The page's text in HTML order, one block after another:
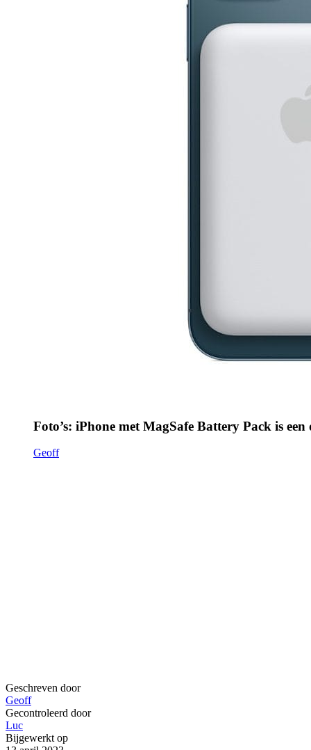
Foto’s: iPhone met MagSafe Battery Pack is
Geoff
Geschreven door
Geoff
Gecontroleerd door
Luc
Bijgewerkt op